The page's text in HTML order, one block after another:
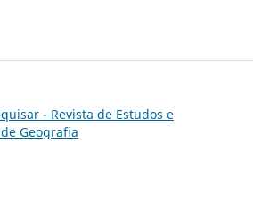
- Revista de Estudos e
Geografia